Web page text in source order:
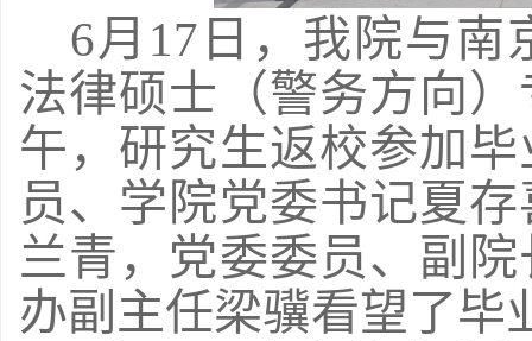
6月17日，我院与南
法律硕士（警务方向
午，研究生返校参加
员、学院党委书记夏
兰青，党委委员、副
办副主任梁骥看望了毕